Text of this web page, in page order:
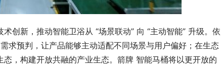
创新，推动智能卫浴从 “场景联动” 向 “主动智能” 升级。依
求预判，让产品能够主动适配不同场景与用户偏好；在生态
，构建开放共融的产业生态。箭牌 智能马桶将以更开放的